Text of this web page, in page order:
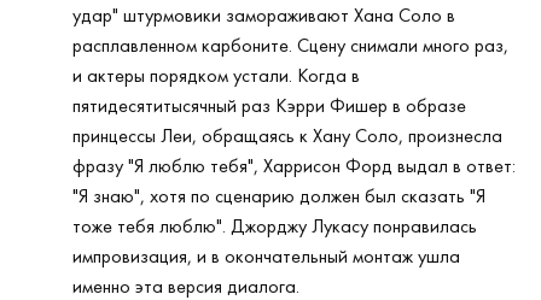
удар" штурмовики замораживают Хана Соло в
расплавленном карбоните. Сцену снимали много раз,
и актеры порядком устали. Когда в
пятидесятитысячный раз Кэрри Фишер в образе
принцессы Леи, обращаясь к Хану Соло, произнесла
фразу "Я люблю тебя", Харрисон Форд выдал в ответ:
"Я знаю", хотя по сценарию должен был сказать "Я
тоже тебя люблю". Джорджу Лукасу понравилась
импровизация, и в окончательный монтаж ушла
именно эта версия диалога.